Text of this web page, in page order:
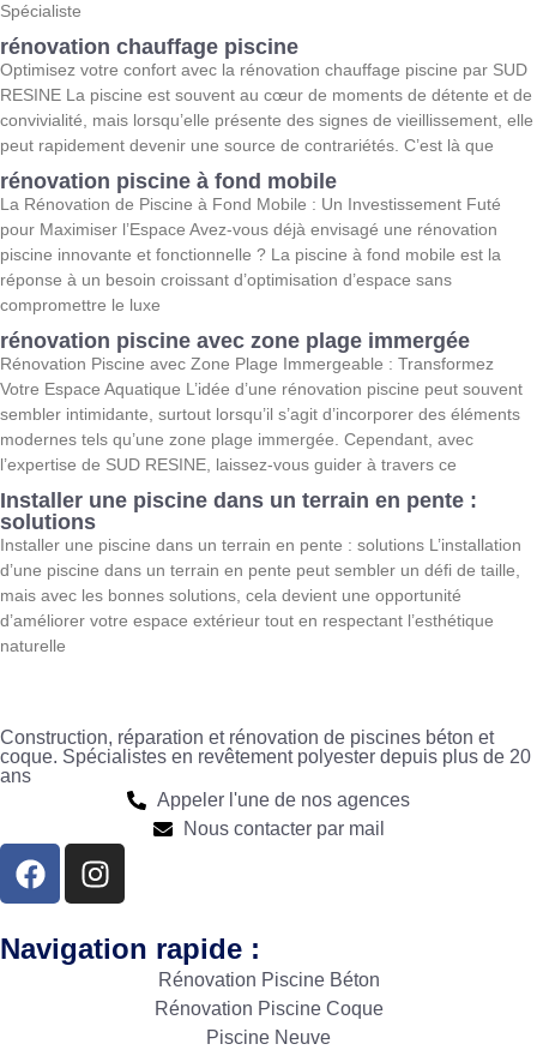
Spécialiste
rénovation chauffage piscine
Optimisez votre confort avec la rénovation chauffage piscine par SUD
RESINE La piscine est souvent au cœur de moments de détente et de
convivialité, mais lorsqu’elle présente des signes de vieillissement, elle
peut rapidement devenir une source de contrariétés. C’est là que
rénovation piscine à fond mobile
La Rénovation de Piscine à Fond Mobile : Un Investissement Futé
pour Maximiser l’Espace Avez-vous déjà envisagé une rénovation
piscine innovante et fonctionnelle ? La piscine à fond mobile est la
réponse à un besoin croissant d’optimisation d’espace sans
compromettre le luxe
rénovation piscine avec zone plage immergée
Rénovation Piscine avec Zone Plage Immergeable : Transformez
Votre Espace Aquatique L’idée d’une rénovation piscine peut souvent
sembler intimidante, surtout lorsqu’il s’agit d’incorporer des éléments
modernes tels qu’une zone plage immergée. Cependant, avec
l’expertise de SUD RESINE, laissez-vous guider à travers ce
Installer une piscine dans un terrain en pente :
solutions
Installer une piscine dans un terrain en pente : solutions L’installation
d’une piscine dans un terrain en pente peut sembler un défi de taille,
mais avec les bonnes solutions, cela devient une opportunité
d’améliorer votre espace extérieur tout en respectant l’esthétique
naturelle
Construction, réparation et rénovation de piscines béton et
coque. Spécialistes en revêtement polyester depuis plus de 20
ans
Appeler l'une de nos agences
Nous contacter par mail
Navigation rapide :
Rénovation Piscine Béton
Rénovation Piscine Coque
Piscine Neuve